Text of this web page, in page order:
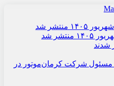
شدند
مسئول شرکت کرمان‌موتور در